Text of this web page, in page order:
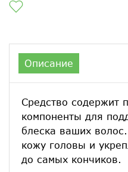
Описание
Средство содержит
компоненты для
блеска ваших
кожу головы и
до самых кончиков.